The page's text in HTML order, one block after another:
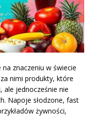
znaczeniu w świecie
nimi produkty, które
ale jednocześnie nie
Napoje słodzone, fast
żywności,